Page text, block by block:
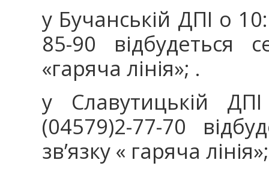
у Бучанській ДПІ о
85-90 відбудеться
«гаряча лінія»; .
у Славутицькій
(04579)2-77-70
зв’язку « гаряча лінія»;